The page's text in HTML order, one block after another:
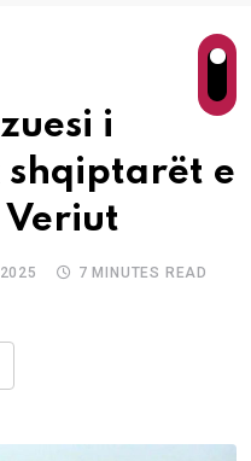
i
e
Veriut
7 MINUTES READ